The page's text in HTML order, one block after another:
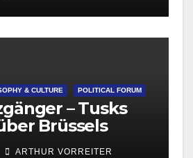
& CULTURE POLITICAL FORUM
– Tusks
Brüssels
ARTHUR VORREITER